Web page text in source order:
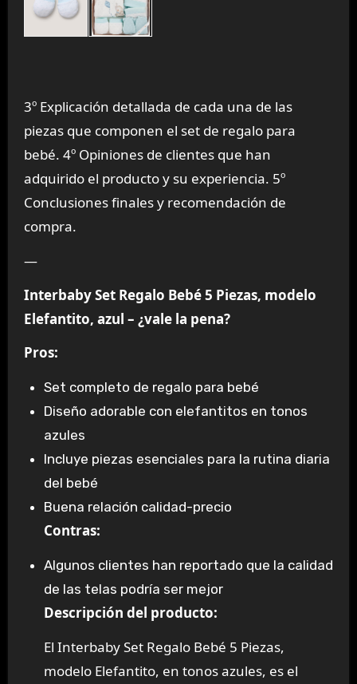
3º Explicación detallada de cada una de las
piezas que componen el set de regalo para
bebé. 4º Opiniones de clientes que han
adquirido el producto y su experiencia. 5º
Conclusiones finales y recomendación de
compra.
—
Interbaby Set Regalo Bebé 5 Piezas, modelo
Elefantito, azul – ¿vale la pena?
Pros:
Set completo de regalo para bebé
Diseño adorable con elefantitos en tonos
azules
Incluye piezas esenciales para la rutina diaria
del bebé
Buena relación calidad-precio
Contras:
Algunos clientes han reportado que la calidad
de las telas podría ser mejor
Descripción del producto:
El Interbaby Set Regalo Bebé 5 Piezas,
modelo Elefantito, en tonos azules, es el